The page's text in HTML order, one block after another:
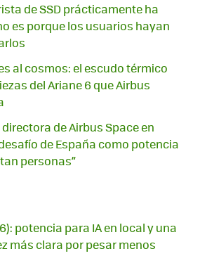
de SSD prácticamente ha
es porque los usuarios hayan
al cosmos: el escudo térmico
del Ariane 6 que Airbus
de Airbus Space en
de España como potencia
personas”
potencia para IA en local y una
más clara por pesar menos